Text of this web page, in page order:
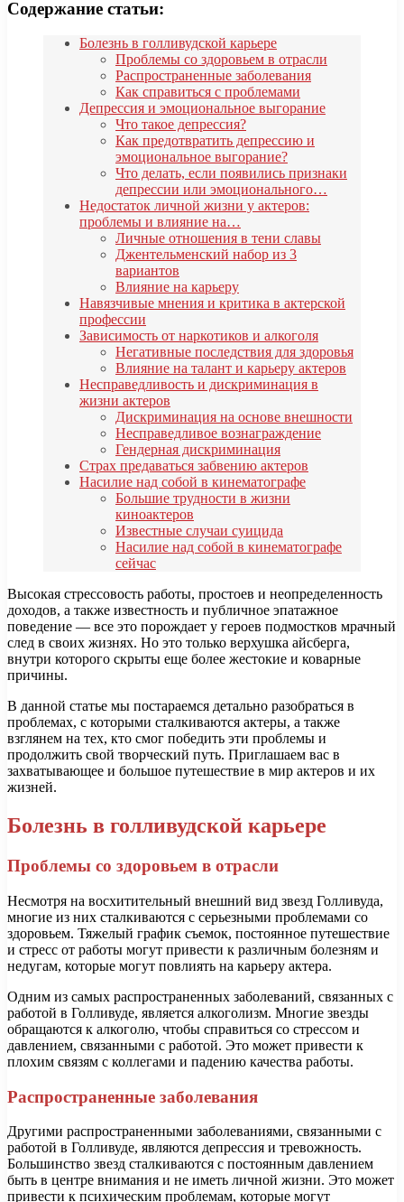
Содержание статьи:
Болезнь в голливудской карьере
Проблемы со здоровьем в отрасли
Распространенные заболевания
Как справиться с проблемами
Депрессия и эмоциональное выгорание
Что такое депрессия?
Как предотвратить депрессию и
эмоциональное выгорание?
Что делать, если появились признаки
депрессии или эмоционального…
Недостаток личной жизни у актеров:
проблемы и влияние на…
Личные отношения в тени славы
Джентельменский набор из 3
вариантов
Влияние на карьеру
Навязчивые мнения и критика в актерской
профессии
Зависимость от наркотиков и алкоголя
Негативные последствия для здоровья
Влияние на талант и карьеру актеров
Несправедливость и дискриминация в
жизни актеров
Дискриминация на основе внешности
Несправедливое вознаграждение
Гендерная дискриминация
Страх предаваться забвению актеров
Насилие над собой в кинематографе
Большие трудности в жизни
киноактеров
Известные случаи суицида
Насилие над собой в кинематографе
сейчас
Высокая стрессовость работы, простоев и неопределенность
доходов, а также известность и публичное эпатажное
поведение — все это порождает у героев подмостков мрачный
след в своих жизнях. Но это только верхушка айсберга,
внутри которого скрыты еще более жестокие и коварные
причины.
В данной статье мы постараемся детально разобраться в
проблемах, с которыми сталкиваются актеры, а также
взглянем на тех, кто смог победить эти проблемы и
продолжить свой творческий путь. Приглашаем вас в
захватывающее и большое путешествие в мир актеров и их
жизней.
Болезнь в голливудской карьере
Проблемы со здоровьем в отрасли
Несмотря на восхитительный внешний вид звезд Голливуда,
многие из них сталкиваются с серьезными проблемами со
здоровьем. Тяжелый график съемок, постоянное путешествие
и стресс от работы могут привести к различным болезням и
недугам, которые могут повлиять на карьеру актера.
Одним из самых распространенных заболеваний, связанных с
работой в Голливуде, является алкоголизм. Многие звезды
обращаются к алкоголю, чтобы справиться со стрессом и
давлением, связанными с работой. Это может привести к
плохим связям с коллегами и падению качества работы.
Распространенные заболевания
Другими распространенными заболеваниями, связанными с
работой в Голливуде, являются депрессия и тревожность.
Большинство звезд сталкиваются с постоянным давлением
быть в центре внимания и не иметь личной жизни. Это может
привести к психическим проблемам, которые могут